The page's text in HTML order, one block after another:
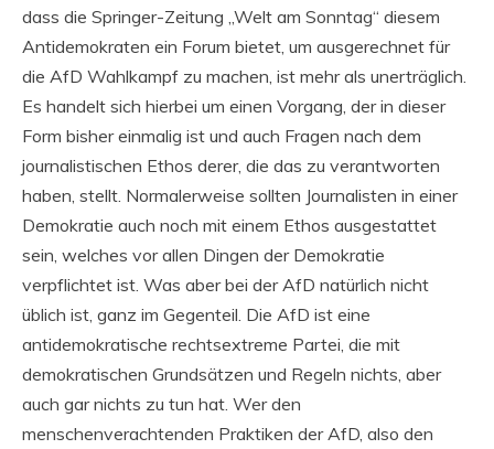
dass die Springer-Zeitung „Welt am Sonntag“ diesem
Antidemokraten ein Forum bietet, um ausgerechnet für
die AfD Wahlkampf zu machen, ist mehr als unerträglich.
Es handelt sich hierbei um einen Vorgang, der in dieser
Form bisher einmalig ist und auch Fragen nach dem
journalistischen Ethos derer, die das zu verantworten
haben, stellt. Normalerweise sollten Journalisten in einer
Demokratie auch noch mit einem Ethos ausgestattet
sein, welches vor allen Dingen der Demokratie
verpflichtet ist. Was aber bei der AfD natürlich nicht
üblich ist, ganz im Gegenteil. Die AfD ist eine
antidemokratische rechtsextreme Partei, die mit
demokratischen Grundsätzen und Regeln nichts, aber
auch gar nichts zu tun hat. Wer den
menschenverachtenden Praktiken der AfD, also den